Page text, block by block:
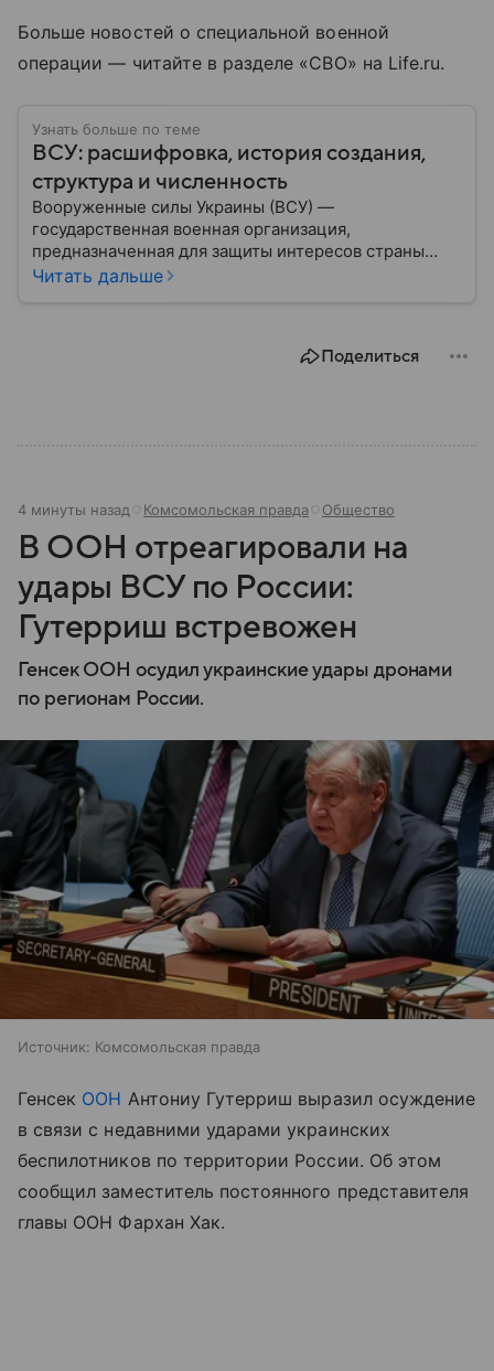
Больше новостей о специальной военной
операции — читайте в разделе «СВО» на Life.ru.
Узнать больше по теме
ВСУ: расшифровка, история создания,
структура и численность
Вооруженные силы Украины (ВСУ) —
государственная военная организация,
предназначенная для защиты интересов страны
военным путем. Была создана после
Читать дальше
Поделиться
4 минуты назад Комсомольская правда Общество
В ООН отреагировали на
удары ВСУ по России:
Гутерриш встревожен
Генсек ООН осудил украинские удары дронами
по регионам России.
Источник: Комсомольская правда
Генсек ООН Антониу Гутерриш выразил осуждение
в связи с недавними ударами украинских
беспилотников по территории России. Об этом
сообщил заместитель постоянного представителя
главы ООН Фархан Хак.